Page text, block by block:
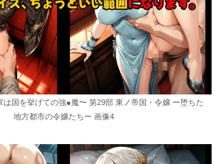
は国を挙げての強●魔〜 第29部 東ノ帝国・令嬢 ー堕ちた
地方都市の令嬢たちー 画像4